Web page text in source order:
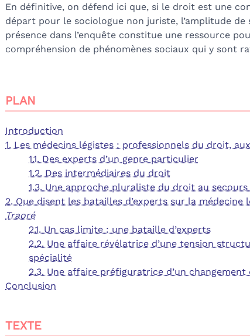
En définitive, on défend ici que, si le droit est une
départ pour le sociologue non juriste, l’amplitude de
présence dans l’enquête constitue une ressource
compréhension de phénomènes sociaux qui y sont
PLAN
Introduction
1. Les médecins légistes : professionnels du droit,
1.1. Des experts d’un genre particulier
1.2. Des intermédiaires du droit
1.3. Une approche pluraliste du droit au
2. Que disent les batailles d’experts sur la médecine
Traoré
2.1. Un cas limite : une bataille d’experts
2.2. Une affaire révélatrice d’une tension
spécialité
2.3. Une affaire préfiguratrice d’un
Conclusion
TEXTE